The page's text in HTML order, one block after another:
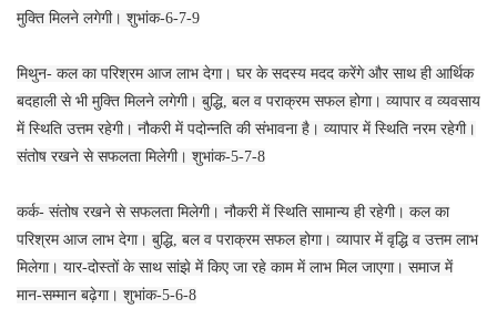
मुक्ति मिलने लगेगी। शुभांक-6-7-9
मिथुन- कल का परिश्रम आज लाभ देगा। घर के सदस्य मदद करेंगे और साथ ही आर्थिक
बदहाली से भी मुक्ति मिलने लगेगी। बुद्धि, बल व पराक्रम सफल होगा। व्यापार व व्यवसाय
में स्थिति उत्तम रहेगी। नौकरी में पदोन्नति की संभावना है। व्यापार में स्थिति नरम रहेगी।
संतोष रखने से सफलता मिलेगी। शुभांक-5-7-8
कर्क- संतोष रखने से सफलता मिलेगी। नौकरी में स्थिति सामान्य ही रहेगी। कल का
परिश्रम आज लाभ देगा। बुद्धि, बल व पराक्रम सफल होगा। व्यापार में वृद्धि व उत्तम लाभ
मिलेगा। यार-दोस्तों के साथ सांझे में किए जा रहे काम में लाभ मिल जाएगा। समाज में
मान-सम्मान बढ़ेगा। शुभांक-5-6-8